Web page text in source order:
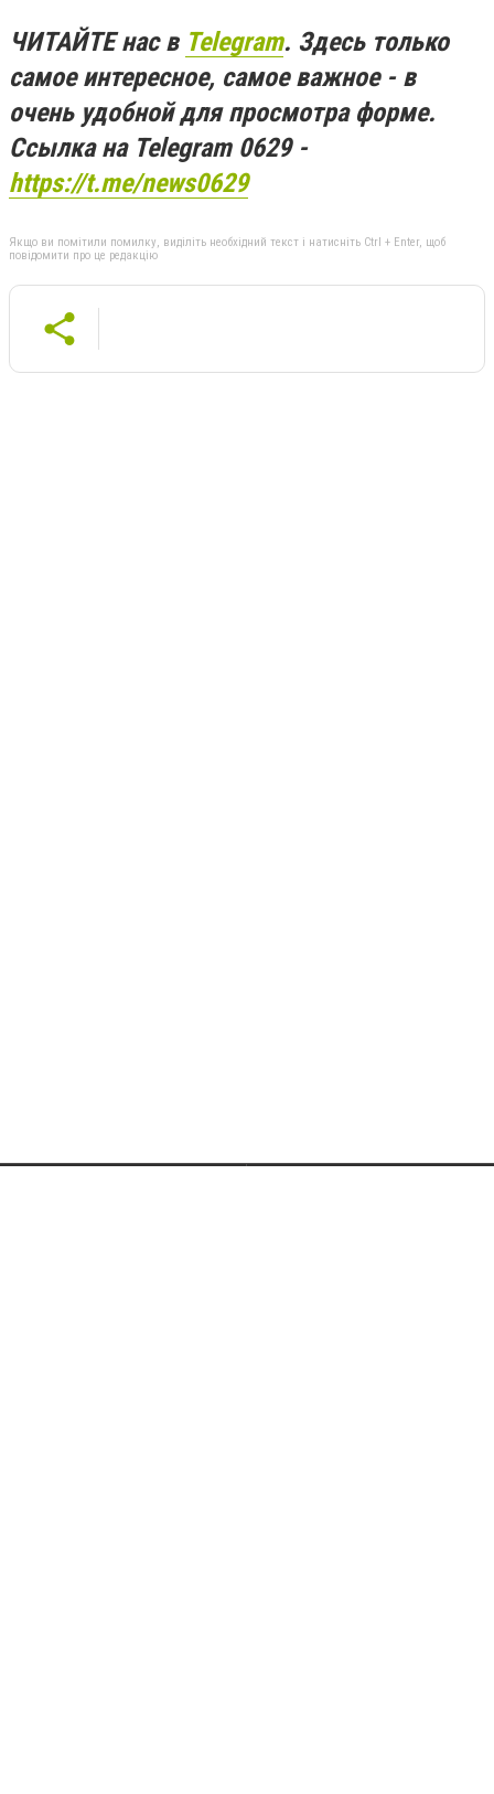
ЧИТАЙТЕ нас в Telegram. Здесь только
самое интересное, самое важное - в
очень удобной для просмотра форме.
Ссылка на Telegram 0629 -
https://t.me/news0629
Якщо ви помітили помилку, виділіть необхідний текст і натисніть Ctrl + Enter, щоб
повідомити про це редакцію